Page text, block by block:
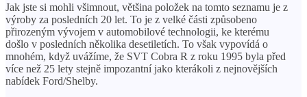
Jak jste si mohli všimnout, většina položek na tomto seznamu je z
výroby za posledních 20 let. To je z velké části způsobeno
přirozeným vývojem v automobilové technologii, ke kterému
došlo v posledních několika desetiletích. To však vypovídá o
mnohém, když uvážíme, že SVT Cobra R z roku 1995 byla před
více než 25 lety stejně impozantní jako kterákoli z nejnovějších
nabídek Ford/Shelby.